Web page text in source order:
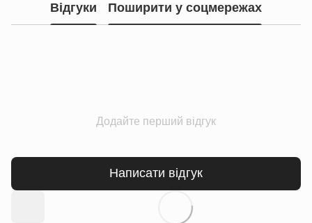
Відгуки Поширити у соцмережах
Додайте перший відгук
Написати відгук